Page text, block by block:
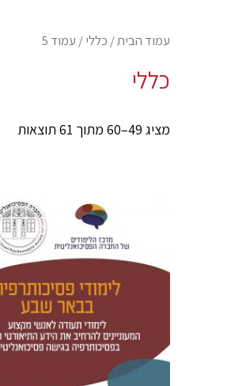
עמוד הבית/ כללי/ עמוד 5
כללי
מציג 49–60 מתוך 61 תוצאות